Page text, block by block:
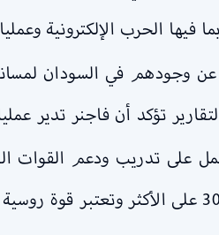
فيها الحرب الإلكترونية
عن وجودهم في السودان
تؤكد أن فاجنر تدير